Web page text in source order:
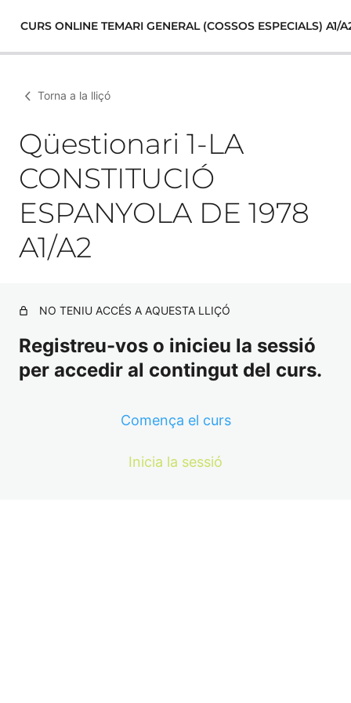
CURS ONLINE TEMARI GENERAL (COSSOS ESPECIALS) A1/
Torna a la lliçó
Qüestionari 1-LA
CONSTITUCIÓ
ESPANYOLA DE 1978
A1/A2
NO TENIU ACCÉS A AQUESTA LLIÇÓ
Registreu-vos o inicieu la sessió
per accedir al contingut del curs.
Comença el curs
Inicia la sessió